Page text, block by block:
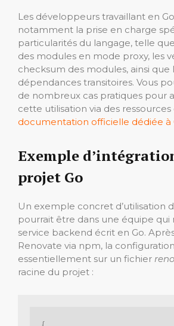
Les développeurs travaillant en
notamment la prise en charge
particularités du langage, telle
des modules en mode proxy, les
checksum des modules, ainsi que
dépendances transitoires. Vous
de nombreux cas pratiques pour
cette utilisation via des
documentation officielle dédiée à
Exemple
projet Go
Un exemple concret d’utilisation
pourrait être dans une équipe qui
service backend écrit en Go.
Renovate via npm, la
essentiellement sur un fichier
racine du projet :